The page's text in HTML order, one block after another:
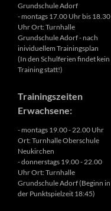
Grundschule Adorf
- montags 17.00 Uhr bis 18.30
Uhr Ort: Turnhalle
Grundschule Adorf - nach
inividuellem Trainingsplan
(In den Schulferien findet kein
Training statt!)
Trainingszeiten
Erwachsene:
- montags 19.00 - 22.00 Uhr
Ort: Turnhalle Oberschule
Neukirchen
- donnerstags 19.00 - 22.00
Uhr Ort: Turnhalle
Grundschule Adorf (Beginn in
der Punktspielzeit 18:45)